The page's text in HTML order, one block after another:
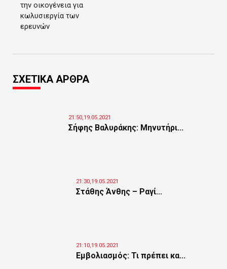
την οικογένεια για
κωλυσιεργία των
ερευνών
ΣΧΕΤΙΚΑ ΑΡΘΡΑ
21:50,19.05.2021
Σήφης Βαλυράκης: Μηνυτήρι...
21:30,19.05.2021
Στάθης Άνθης – Ραγί...
21:10,19.05.2021
Εμβολιασμός: Τι πρέπει κα...